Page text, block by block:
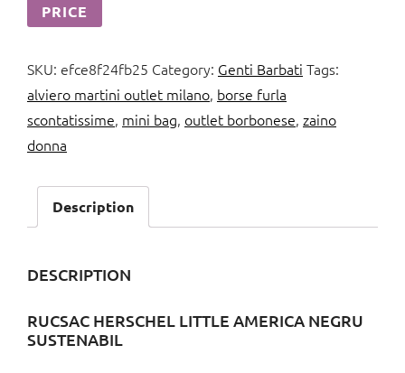
PRICE
SKU: efce8f24fb25 Category: Genti Barbati Tags:
alviero martini outlet milano, borse furla
scontatissime, mini bag, outlet borbonese, zaino
donna
Description
DESCRIPTION
RUCSAC HERSCHEL LITTLE AMERICA NEGRU
SUSTENABIL